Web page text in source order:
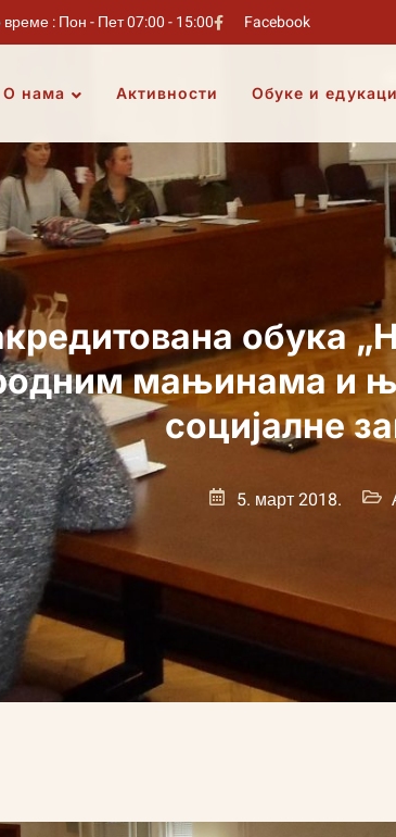
: Пон - Пет 07:00 - 15:00 Facebook
О нама Активности Обуке и
обука
мањинама и
социјалне
5. март 2018.